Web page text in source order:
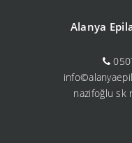
Alanya
nazifoğlu sk